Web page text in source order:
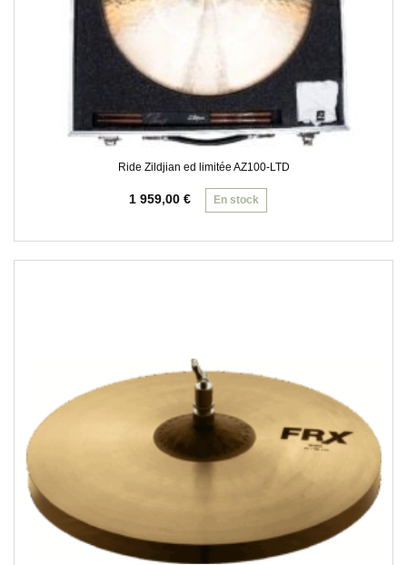
Ride Zildjian ed limitée AZ100-LTD
1 959,00 € En stock